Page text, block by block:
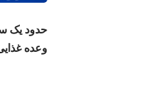
حدود یک
وعده غذایی